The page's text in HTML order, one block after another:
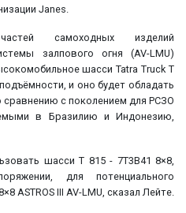
Janes.
самоходных изделий
залпового огня (AV-LMU)
шасси Tatra Truck T
и оно будет обладать
с поколением для РСЗО
в Бразилию и Индонезию,
шасси T 815 - 7T3B41 8×8,
для потенциального
ASTROS III AV-LMU, сказал Лейте.